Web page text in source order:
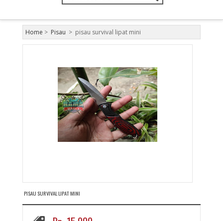
Home > Pisau > pisau survival lipat mini
PISAU SURVIVAL LIPAT MINI